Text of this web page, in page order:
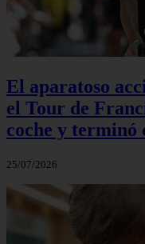
El aparatoso
el Tour de
coche y terminó
25/07/2026